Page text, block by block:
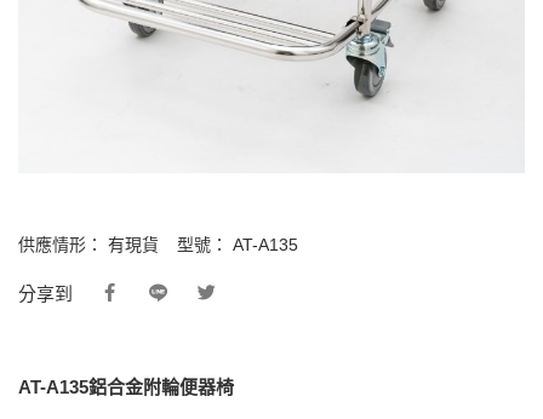
供應情形： 有現貨 型號： AT-A135
分享到
AT-A135鋁合金附輪便器椅